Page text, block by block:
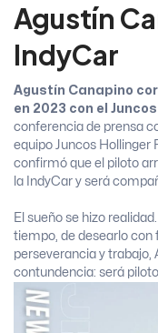
Agustín
IndyCar
Agustín Canapino
en 2023 con el
conferencia de prensa
equipo Juncos Hollinger
confirmó que el piloto
la IndyCar y será
El sueño se hizo
tiempo, de desearlo con
perseverancia y trabajo,
contundencia: será